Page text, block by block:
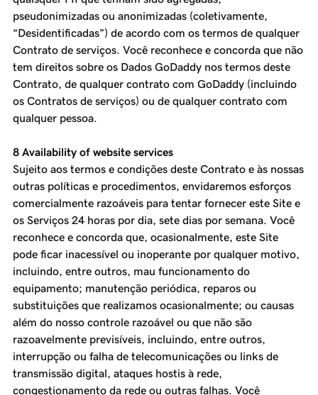
pseudonimizadas ou anonimizadas (coletivamente,
“Desidentificadas”) de acordo com os termos de qualquer
Contrato de serviços. Você reconhece e concorda que não
tem direitos sobre os Dados GoDaddy nos termos deste
Contrato, de qualquer contrato com GoDaddy (incluindo
os Contratos de serviços) ou de qualquer contrato com
qualquer pessoa.
8 Availability of website services
Sujeito aos termos e condições deste Contrato e às nossas
outras políticas e procedimentos, envidaremos esforços
comercialmente razoáveis para tentar fornecer este Site e
os Serviços 24 horas por dia, sete dias por semana. Você
reconhece e concorda que, ocasionalmente, este Site
pode ficar inacessível ou inoperante por qualquer motivo,
incluindo, entre outros, mau funcionamento do
equipamento; manutenção periódica, reparos ou
substituições que realizamos ocasionalmente; ou causas
além do nosso controle razoável ou que não são
razoavelmente previsíveis, incluindo, entre outros,
interrupção ou falha de telecomunicações ou links de
transmissão digital, ataques hostis à rede,
congestionamento da rede ou outras falhas. Você